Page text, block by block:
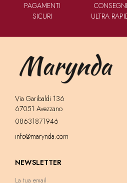
PAGAMENTI
SICURI
ULTRA
Via Garibaldi 136
67051 Avezzano
08631871946
info@marynda.com
NEWSLETTER